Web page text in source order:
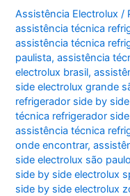
Assistência Electrolux /
assistência técnica
assistência técnica
paulista,assistência
electrolux brasil,
side electrolux grande
refrigerador side by
técnica refrigerador
assistência técnica
onde encontrar,
side electrolux são paulo
side by side electrolux
side by side electrolux